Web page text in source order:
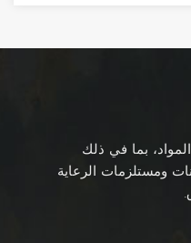
بما في ذلك
ومستلزمات الرعاية